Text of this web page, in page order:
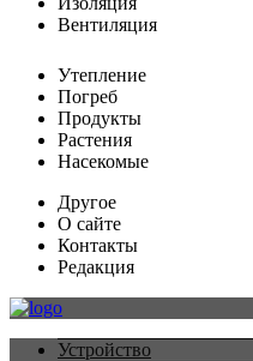
Вентиляция
Утепление
Погреб
Продукты
Растения
Насекомые
Другое
О сайте
Контакты
Редакция
Устройство